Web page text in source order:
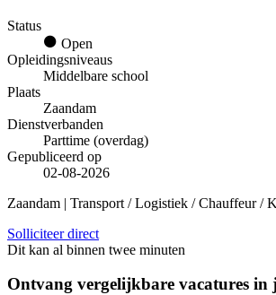
Status
Open
Opleidingsniveaus
Middelbare school
Plaats
Zaandam
Dienstverbanden
Parttime (overdag)
Gepubliceerd op
02-08-2026
Zaandam | Transport / Logistiek / Chauffeur /
Solliciteer direct
Dit kan al binnen twee minuten
Ontvang vergelijkbare vacatures in